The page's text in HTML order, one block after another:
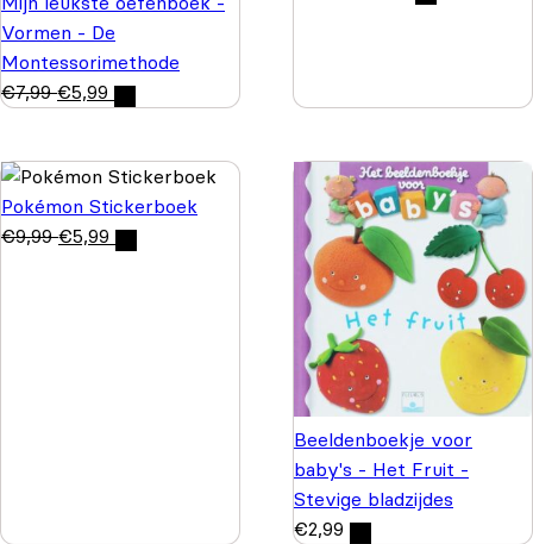
Vormen - De
Montessorimethode
€7,99 €5,99
Pokémon Stickerboek
€9,99 €5,99
Beeldenboekje voor
baby's - Het Fruit -
Stevige bladzijdes
€2,99